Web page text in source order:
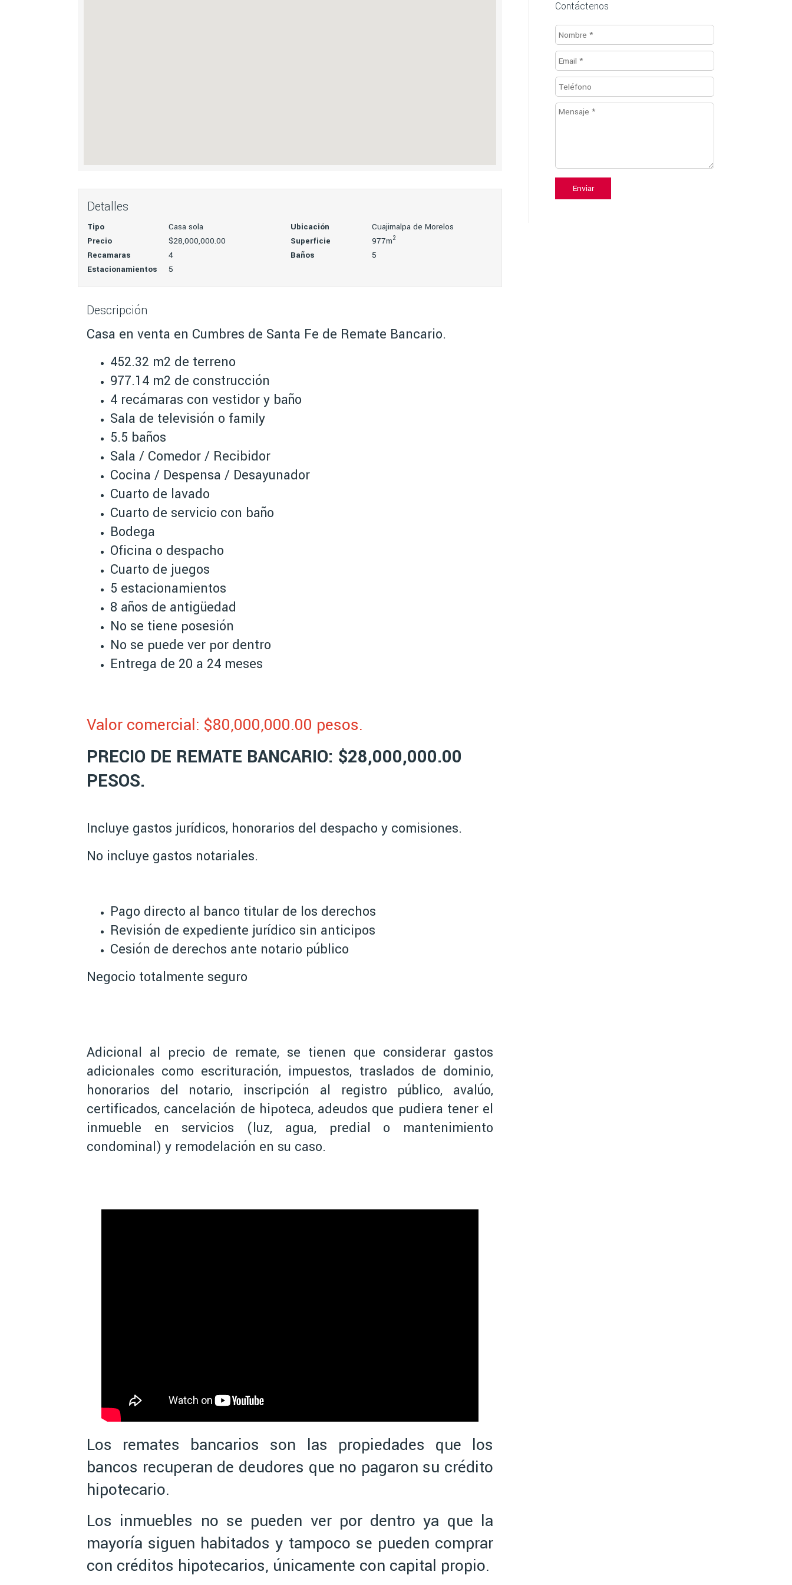
Detalles
Tipo Casa sola Ubicación
Cuajimalpa de Morelos
Precio
$28,000,000.00 Superficie 977m2
Recamaras 4 Baños
5
Estacionamientos
5
Descripción
Casa en venta en Cumbres de Santa Fe de Remate Bancario.
452.32 m2 de terreno
977.14 m2 de construcción
4 recámaras con vestidor y baño
Sala de televisión o family
5.5 baños
Sala / Comedor / Recibidor
Cocina / Despensa / Desayunador
Cuarto de lavado
Cuarto de servicio con baño
Bodega
Oficina o despacho
Cuarto de juegos
5 estacionamientos
8 años de antigüedad
No se tiene posesión
No se puede ver por dentro
Entrega de 20 a 24 meses
Valor comercial: $80,000,000.00 pesos.
PRECIO DE REMATE BANCARIO: $28,000,000.00
PESOS.
Incluye gastos jurídicos, honorarios del despacho y comisiones.
No incluye gastos notariales.
Pago directo al banco titular de los derechos
Revisión de expediente jurídico sin anticipos
Cesión de derechos ante notario público
Negocio totalmente seguro
Adicional al precio de remate, se tienen que considerar gastos
adicionales como escrituración, impuestos, traslados de dominio,
honorarios del notario, inscripción al registro público, avalúo,
certificados, cancelación de hipoteca, adeudos que pudiera tener el
inmueble en servicios (luz, agua, predial o mantenimiento
condominal) y remodelación en su caso.
Los remates bancarios son las propiedades que los
bancos recuperan de deudores que no pagaron su crédito
hipotecario.
Los inmuebles no se pueden ver por dentro ya que la
mayoría siguen habitados y tampoco se pueden comprar
con créditos hipotecarios, únicamente con capital propio.
Contáctenos
Enviar